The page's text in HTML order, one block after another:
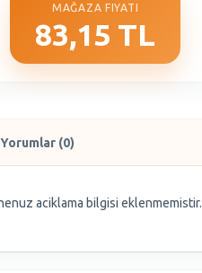
MAĞAZA FIYATI
83,15 TL
Yorumlar (0)
aciklama bilgisi eklenmemistir.